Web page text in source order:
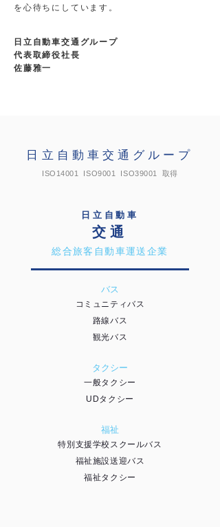
を心待ちにしています。
日立自動車交通グループ
代表取締役社長
佐藤雅一
日立自動車交通グループ
ISO14001 ISO9001 ISO39001 取得
日立自動車
交通
総合旅客自動車運送企業
バス
コミュニティバス
路線バス
観光バス
タクシー
一般タクシー
UDタクシー
福祉
特別支援学校スクールバス
福祉施設送迎バス
福祉タクシー